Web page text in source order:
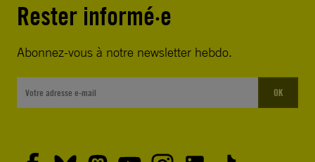
Rester informé·e
Abonnez-vous à notre newsletter hebdo.
OK